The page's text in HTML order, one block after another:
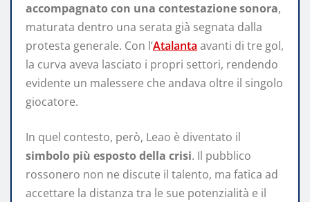
accompagnato con una contestazione sonora,
maturata dentro una serata già segnata dalla
protesta generale. Con l’Atalanta avanti di tre gol,
la curva aveva lasciato i propri settori, rendendo
evidente un malessere che andava oltre il singolo
giocatore.
In quel contesto, però, Leao è diventato il
simbolo più esposto della crisi. Il pubblico
rossonero non ne discute il talento, ma fatica ad
accettare la distanza tra le sue potenzialità e il